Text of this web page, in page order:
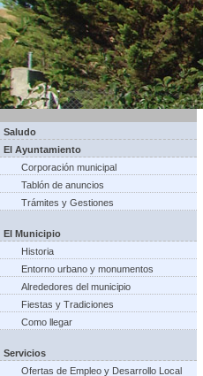
Saludo
El Ayuntamiento
Corporación municipal
Tablón de anuncios
Trámites y Gestiones
El Municipio
Historia
Entorno urbano y monumentos
Alrededores del municipio
Fiestas y Tradiciones
Como llegar
Servicios
Ofertas de Empleo y Desarrollo Local